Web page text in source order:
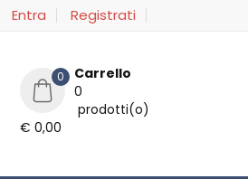
Entra Registrati
0
Carrello
0
prodotti(o)
€ 0,00